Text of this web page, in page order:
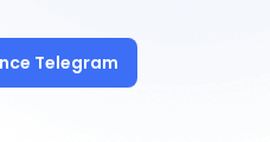
Telegram